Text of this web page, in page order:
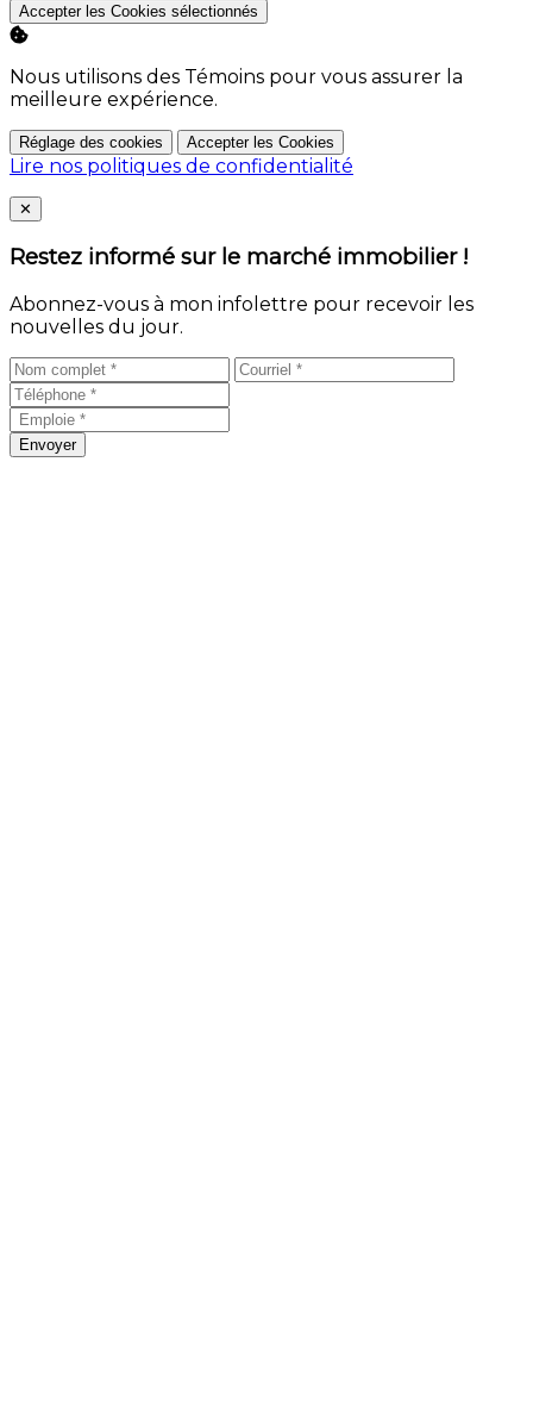
Accepter les Cookies sélectionnés
Nous utilisons des Témoins pour vous assurer la
meilleure expérience.
Réglage des cookies Accepter les Cookies
Lire nos politiques de confidentialité
Close
✕
Restez informé sur le marché immobilier !
Abonnez-vous à mon infolettre pour recevoir les
nouvelles du jour.
Envoyer